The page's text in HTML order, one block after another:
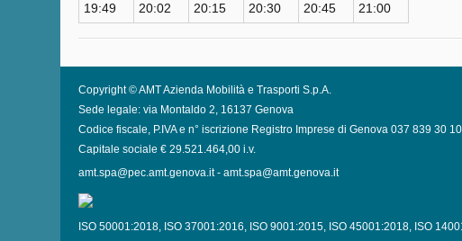
19:49 20:02 20:15 20:30 20:45 21:00
Copyright © AMT Azienda Mobilità e Trasporti S.p.A.
Sede legale: via Montaldo 2, 16137 Genova
Codice fiscale, P.IVA e n° iscrizione Registro Imprese di Genova 037 839 30
Capitale sociale € 29.521.464,00 i.v.
amt.spa@pec.amt.genova.it- amt.spa@amt.genova.it
ISO 50001:2018, ISO 37001:2016, ISO 9001:2015, ISO 45001:2018, ISO